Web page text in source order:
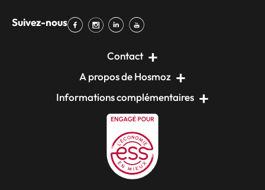
Suivez-nous
Contact
A propos de Hosmoz
Informations complémentaires